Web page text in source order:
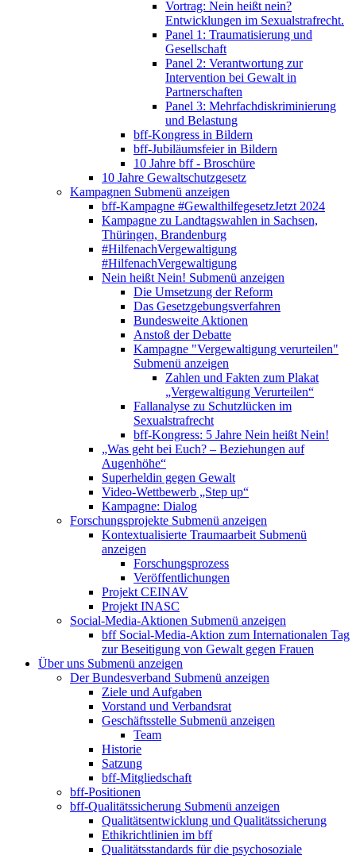
Vortrag: Nein heißt nein?
Entwicklungen im Sexualstrafrecht.
Panel 1: Traumatisierung und
Gesellschaft
Panel 2: Verantwortung zur
Intervention bei Gewalt in
Partnerschaften
Panel 3: Mehrfachdiskriminierung
und Belastung
bff-Kongress in Bildern
bff-Jubiläumsfeier in Bildern
10 Jahre bff - Broschüre
10 Jahre Gewaltschutzgesetz
Kampagnen Submenü anzeigen
bff-Kampagne #GewalthilfegesetzJetzt 2024
Kampagne zu Landtagswahlen in Sachsen,
Thüringen, Brandenburg
#HilfenachVergewaltigung
#HilfenachVergewaltigung
Nein heißt Nein! Submenü anzeigen
Die Umsetzung der Reform
Das Gesetzgebungsverfahren
Bundesweite Aktionen
Anstoß der Debatte
Kampagne "Vergewaltigung verurteilen"
Submenü anzeigen
Zahlen und Fakten zum Plakat
„Vergewaltigung Verurteilen“
Fallanalyse zu Schutzlücken im
Sexualstrafrecht
bff-Kongress: 5 Jahre Nein heißt Nein!
„Was geht bei Euch? – Beziehungen auf
Augenhöhe“
Superheldin gegen Gewalt
Video-Wettbewerb „Step up“
Kampagne: Dialog
Forschungsprojekte Submenü anzeigen
Kontextualisierte Traumaarbeit Submenü
anzeigen
Forschungsprozess
Veröffentlichungen
Projekt CEINAV
Projekt INASC
Social-Media-Aktionen Submenü anzeigen
bff Social-Media-Aktion zum Internationalen Tag
zur Beseitigung von Gewalt gegen Frauen
Über uns Submenü anzeigen
Der Bundesverband Submenü anzeigen
Ziele und Aufgaben
Vorstand und Verbandsrat
Geschäftsstelle Submenü anzeigen
Team
Historie
Satzung
bff-Mitgliedschaft
bff-Positionen
bff-Qualitätssicherung Submenü anzeigen
Qualitätsentwicklung und Qualitätssicherung
Ethikrichtlinien im bff
Qualitätsstandards für die psychosoziale